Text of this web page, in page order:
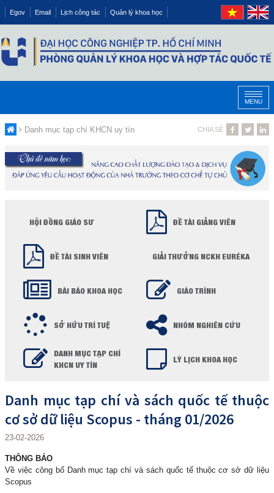
Egov Email Lịch công tác Quản lý khoa học
MENU
Danh mục tạp chí KHCN uy tín CHIA SẺ
HỘI ĐỒNG GIÁO SƯ ĐỀ TÀI GIẢNG VIÊN
ĐỀ TÀI SINH VIÊN GIẢI THƯỞNG NCKH EURÉKA
BÀI BÁO KHOA HỌC GIÁO TRÌNH
SỞ HỮU TRÍ TUỆ NHÓM NGHIÊN CỨU
DANH MỤC TẠP CHÍ
KHCN UY TÍN
LÝ LỊCH KHOA HỌC
Danh mục tạp chí và sách quốc tế thuộc
cơ sở dữ liệu Scopus - tháng 01/2026
23-02-2026
THÔNG BÁO
Về việc công bố Danh mục tạp chí và sách quốc tế thuộc cơ sở dữ liệu
Scopus